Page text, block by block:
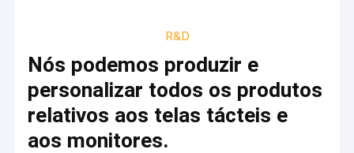
Educação Whiteboard interativo
Espelho esperto do écran sensível
R&D
Nós podemos produzir e
personalizar todos os produtos
relativos aos telas tácteis e
aos monitores.